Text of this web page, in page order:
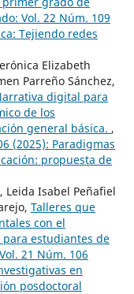
Vol. 22 Núm. 109
Tejiendo redes
Elizabeth
Parreño Sánchez,
digital para
de los
general básica. ,
(2025): Paradigmas
propuesta de
Leida Isabel Peñafiel
Talleres que
con el
estudiantes de
21 Núm. 106
en
posdoctoral